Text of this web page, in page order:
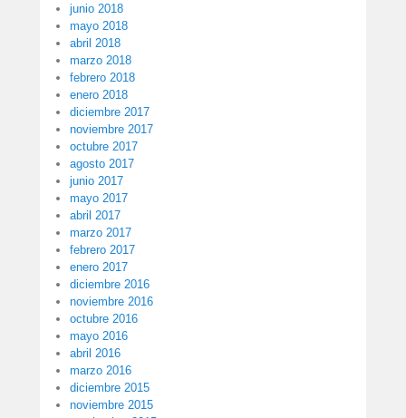
junio 2018
mayo 2018
abril 2018
marzo 2018
febrero 2018
enero 2018
diciembre 2017
noviembre 2017
octubre 2017
agosto 2017
junio 2017
mayo 2017
abril 2017
marzo 2017
febrero 2017
enero 2017
diciembre 2016
noviembre 2016
octubre 2016
mayo 2016
abril 2016
marzo 2016
diciembre 2015
noviembre 2015